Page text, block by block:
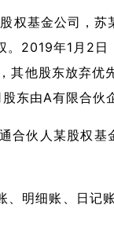
权基金公司，
2019年1月2
他股东放弃优
东由A有限合伙
伙人某股权
明细账、日